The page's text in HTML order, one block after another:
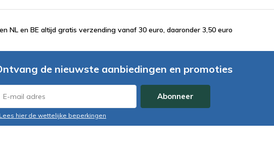
NL en BE altijd gratis verzending vanaf 30 euro, daaronder 3,50 euro
de nieuwste aanbiedingen en promoties
Abonneer
hier de wettelijke beperkingen